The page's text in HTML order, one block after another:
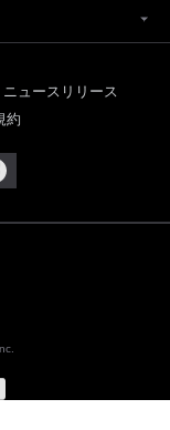
ニュースリリース
約